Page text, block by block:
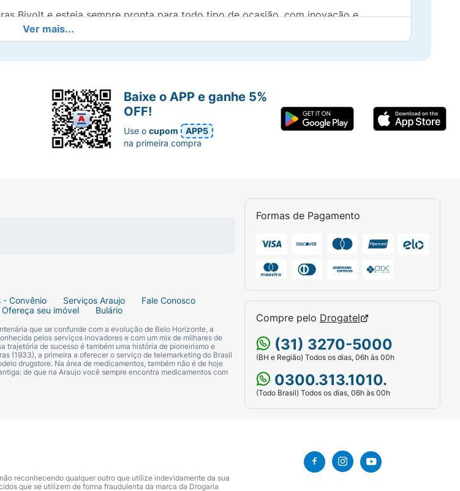
Bivolt e esteja sempre pronta para todo tipo de ocasião, com inovação e
Ver mais...
- Convênio Serviços Araujo
Fale Conosco
Ofereça seu imóvel Bulário
que se confunde com a evolução de Belo Horizonte, a
pelos serviços inovadores e com um mix de milhares de
trajetória de sucesso é também uma história de pioneirismo e
(1933), a primeira a oferecer o serviço de telemarketing do Brasil
drugstore. Na área de medicamentos, também não é de hoje
de que na Araujo você sempre encontra medicamentos com
Formas de Pagamento
Compre pelo Drogatel
(31) 3270-5000
(BH e Região) Todos os dias, 06h às 00h
0300.313.1010.
(Todo Brasil) Todos os dias, 06h às 00h
Baixe o APP e ganhe 5%
OFF!
Use ocupom
APP5
na primeira compra
reconhecendo qualquer outro que utilize indevidamente da sua
que se utilizem de forma fraudulenta da marca da Drogaria